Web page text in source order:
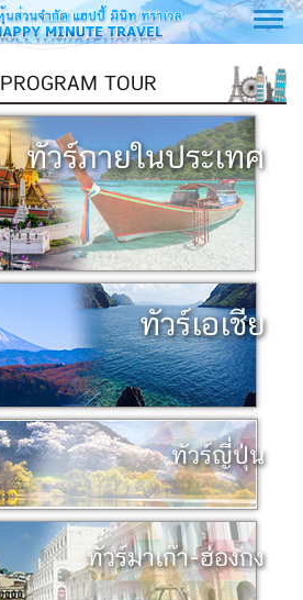
TOUR
ทัวร์ภายในประเทศ
ทัวร์เอเชีย
ทัวร์ญี่ปุ่น
ทัวร์มาเก๊า-ฮ่องกง